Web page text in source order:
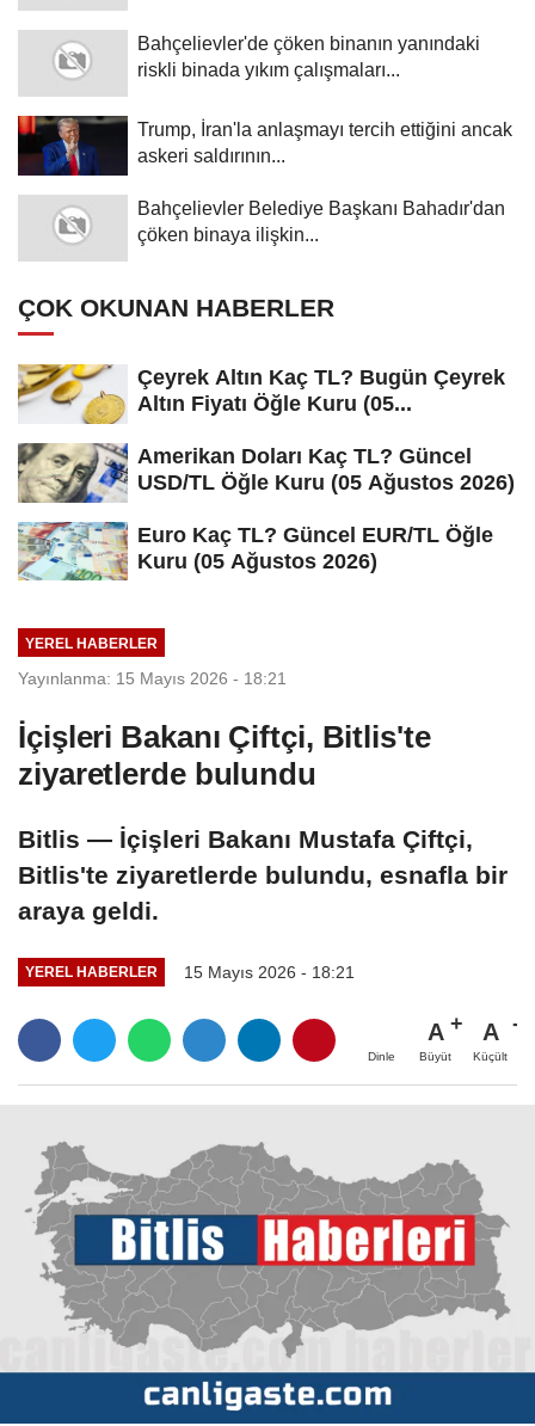
Bahçelievler'de çöken binanın yanındaki
riskli binada yıkım çalışmaları...
Trump, İran'la anlaşmayı tercih ettiğini ancak
askeri saldırının...
Bahçelievler Belediye Başkanı Bahadır'dan
çöken binaya ilişkin...
ÇOK OKUNAN HABERLER
Çeyrek Altın Kaç TL? Bugün Çeyrek
Altın Fiyatı Öğle Kuru (05...
Amerikan Doları Kaç TL? Güncel
USD/TL Öğle Kuru (05 Ağustos 2026)
Euro Kaç TL? Güncel EUR/TL Öğle
Kuru (05 Ağustos 2026)
YEREL HABERLER
Yayınlanma: 15 Mayıs 2026 - 18:21
İçişleri Bakanı Çiftçi, Bitlis'te
ziyaretlerde bulundu
Bitlis — İçişleri Bakanı Mustafa Çiftçi,
Bitlis'te ziyaretlerde bulundu, esnafla bir
araya geldi.
YEREL HABERLER 15 Mayıs 2026 - 18:21
Dinle
A
Büyüt
A
Küçült